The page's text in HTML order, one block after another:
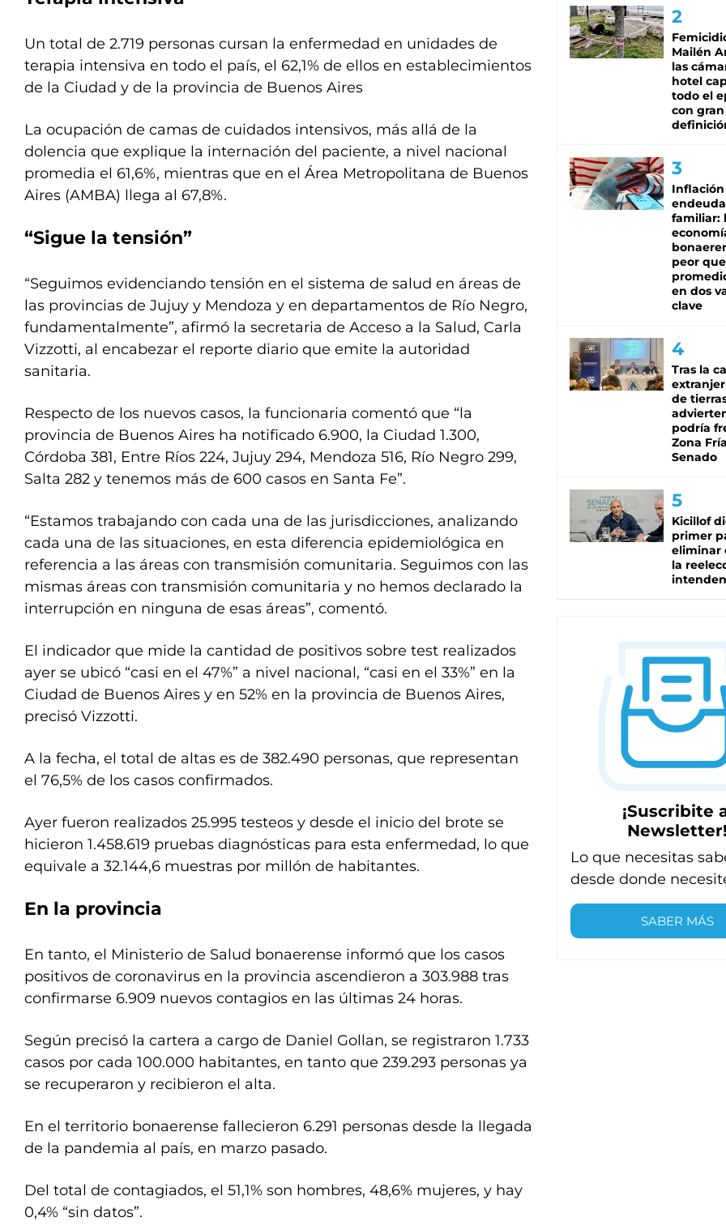
Un total de 2.719 personas cursan la enfermedad en unidades de
terapia intensiva en todo el país, el 62,1% de ellos en establecimientos
de la Ciudad y de la provincia de Buenos Aires
La ocupación de camas de cuidados intensivos, más allá de la
dolencia que explique la internación del paciente, a nivel nacional
promedia el 61,6%, mientras que en el Área Metropolitana de Buenos
Aires (AMBA) llega al 67,8%.
“Sigue la tensión”
“Seguimos evidenciando tensión en el sistema de salud en áreas de
las provincias de Jujuy y Mendoza y en departamentos de Río Negro,
fundamentalmente”, afirmó la secretaria de Acceso a la Salud, Carla
Vizzotti, al encabezar el reporte diario que emite la autoridad
sanitaria.
Respecto de los nuevos casos, la funcionaria comentó que “la
provincia de Buenos Aires ha notificado 6.900, la Ciudad 1.300,
Córdoba 381, Entre Ríos 224, Jujuy 294, Mendoza 516, Río Negro 299,
Salta 282 y tenemos más de 600 casos en Santa Fe”.
“Estamos trabajando con cada una de las jurisdicciones, analizando
cada una de las situaciones, en esta diferencia epidemiológica en
referencia a las áreas con transmisión comunitaria. Seguimos con las
mismas áreas con transmisión comunitaria y no hemos declarado la
interrupción en ninguna de esas áreas”, comentó.
El indicador que mide la cantidad de positivos sobre test realizados
ayer se ubicó “casi en el 47%” a nivel nacional, “casi en el 33%” en la
Ciudad de Buenos Aires y en 52% en la provincia de Buenos Aires,
precisó Vizzotti.
A la fecha, el total de altas es de 382.490 personas, que representan
el 76,5% de los casos confirmados.
Ayer fueron realizados 25.995 testeos y desde el inicio del brote se
hicieron 1.458.619 pruebas diagnósticas para esta enfermedad, lo que
equivale a 32.144,6 muestras por millón de habitantes.
En la provincia
En tanto, el Ministerio de Salud bonaerense informó que los casos
positivos de coronavirus en la provincia ascendieron a 303.988 tras
confirmarse 6.909 nuevos contagios en las últimas 24 horas.
Según precisó la cartera a cargo de Daniel Gollan, se registraron 1.733
casos por cada 100.000 habitantes, en tanto que 239.293 personas ya
se recuperaron y recibieron el alta.
En el territorio bonaerense fallecieron 6.291 personas desde la llegada
de la pandemia al país, en marzo pasado.
Del total de contagiados, el 51,1% son hombres, 48,6% mujeres, y hay
0,4% “sin datos”.
Mailén
las
hotel
todo el
con gran
Inflación
familiar:
peor
en dos
clave
Tras la
de
podría
Zona
Senado
Kicillof
primer
eliminar
la
¡Suscribite
Newsletter!
Lo que necesitas
desde donde
SABER MÁS